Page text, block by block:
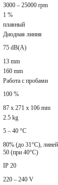
3000 – 25000 rpm
1 %
плавный
Диодная линия
75 dB(A)
13 mm
160 mm
Работа с пробами
100 %
87 x 271 x 106 mm
2.5 kg
5 – 40 °C
80% (до 31°C),
50 (при 40°C)
IP 20
220 – 240 V